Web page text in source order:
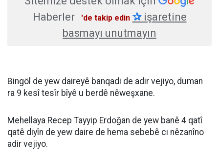
Haberler
'de takip edin ✰işaretine
basmayı unutmayın
Bingöl de yew daireyê banqadi de adir vejiyo, duman
ra 9 kesî tesîr bîyê u berdê nêweşxane.
Mehellaya Recep Tayyip Erdoğan de yew banê 4 qatî
qatê diyîn de yew daire de hema sebebê cı nêzanîno
adir vejiyo.